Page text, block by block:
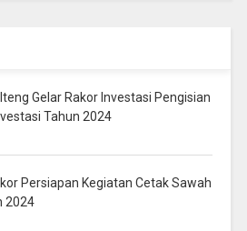
Gelar Rakor Investasi Pengisian
Tahun 2024
Persiapan Kegiatan Cetak Sawah
2024